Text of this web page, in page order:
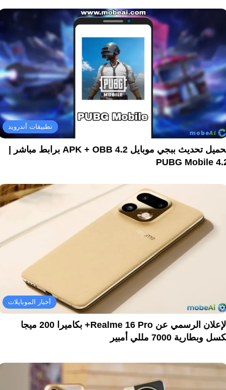
تطبيقات أندرويد
تحميل تحديث ببجي موبايل 4.2 APK + OBB برابط مباشر |
PUBG Mobile
أخبار الموبايلات
الإعلان الرسمي عن Realme 16 Pro+ بكاميرا 200 ميجا
وبطارية 7000 مللي أمبير